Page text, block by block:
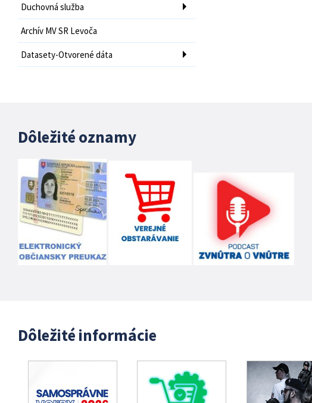
Duchovná služba
Archív MV SR Levoča
Datasety-Otvorené dáta
Dôležité oznamy
Dôležité informácie